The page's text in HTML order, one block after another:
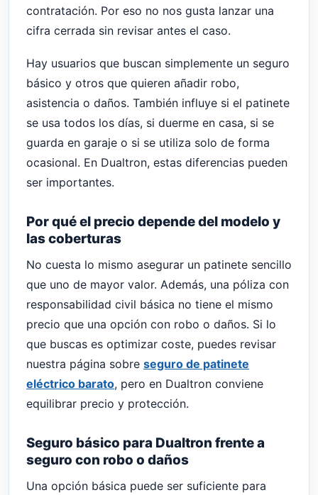
contratación. Por eso no nos gusta lanzar una
cifra cerrada sin revisar antes el caso.
Hay usuarios que buscan simplemente un seguro
básico y otros que quieren añadir robo,
asistencia o daños. También influye si el patinete
se usa todos los días, si duerme en casa, si se
guarda en garaje o si se utiliza solo de forma
ocasional. En Dualtron, estas diferencias pueden
ser importantes.
Por qué el precio depende del modelo y
las coberturas
No cuesta lo mismo asegurar un patinete sencillo
que uno de mayor valor. Además, una póliza con
responsabilidad civil básica no tiene el mismo
precio que una opción con robo o daños. Si lo
que buscas es optimizar coste, puedes revisar
nuestra página sobre seguro de patinete
eléctrico barato, pero en Dualtron conviene
equilibrar precio y protección.
Seguro básico para Dualtron frente a
seguro con robo o daños
Una opción básica puede ser suficiente para